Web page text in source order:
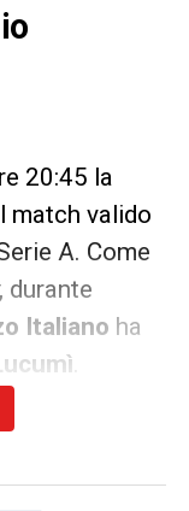
20:45 la
match valido
A. Come
durante
Italiano ha